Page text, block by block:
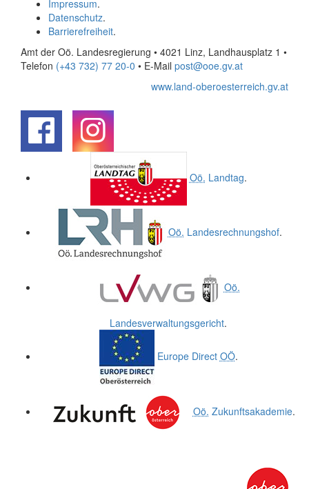
Impressum.
Datenschutz.
Barrierefreiheit.
Amt der Oö. Landesregierung • 4021 Linz, Landhausplatz 1 •
Telefon (+43 732) 77 20-0 • E-Mail post@ooe.gv.at
www.land-oberoesterreich.gv.at
Oö. Landtag.
Oö. Landesrechnungshof.
Oö.
Landesverwaltungsgericht.
Europe Direct OÖ.
Oö. Zukunftsakademie.